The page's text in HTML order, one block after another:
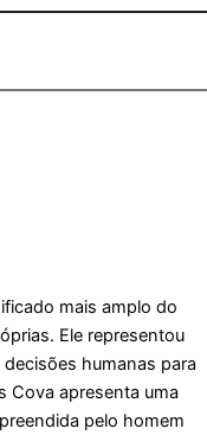
mais amplo do
Ele representou
humanas para
Cova apresenta uma
pelo homem